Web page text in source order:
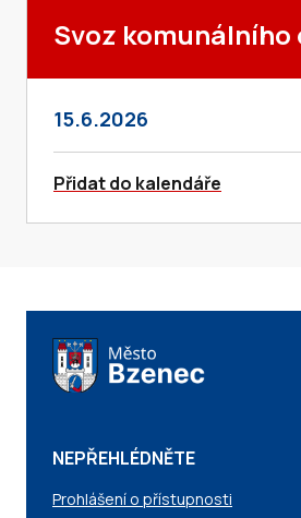
Svoz komunálního
15.6.2026
Přidat do kalendáře
NEPŘEHLÉDNĚTE
Prohlášení o přístupnosti